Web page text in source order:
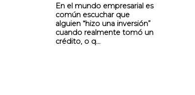
En el mundo empresarial es
común escuchar que
alguien “hizo una inversión”
cuando realmente tomó un
crédito, o q...